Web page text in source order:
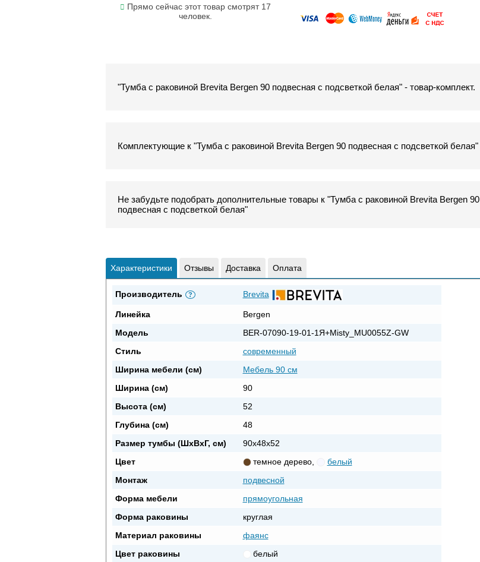
Прямо сейчас этот товар смотрят 17
человек.
"Тумба с раковиной Brevita Bergen 90 подвесная с подсветкой белая" - товар-комплект.
Комплектующие к "Тумба с раковиной Brevita Bergen 90 подвесная с подсветкой белая"
Не забудьте подобрать дополнительные товары к "Тумба с раковиной Brevita Bergen 90
подвесная с подсветкой белая"
Характеристики Отзывы Доставка Оплата
Производитель ? Brevita
Линейка
Bergen
Модель
BER-07090-19-01-1Я+Misty_MU0055Z-GW
Стиль
современный
Ширина мебели (см)
Мебель 90 см
Ширина (см)
90
Высота (см)
52
Глубина (см)
48
Размер тумбы (ШxВxГ, см)
90x48x52
Цвет
темное дерево
белый
Монтаж
подвесной
Форма мебели
прямоугольная
Форма раковины
круглая
Материал раковины
фаянс
Цвет раковины
белый